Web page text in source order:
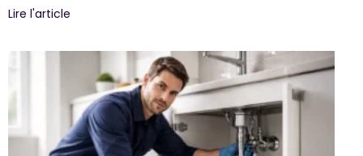
Lire l'article